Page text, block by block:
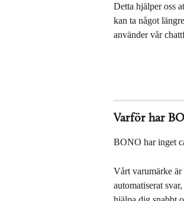
Detta hjälper oss
kan ta något
använder vår
Varför har
BONO har inget
Vårt varumärke
automatiserat